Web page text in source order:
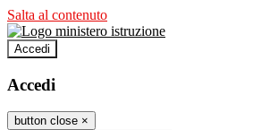
Salta al contenuto
Accedi
Accedi
button close ×